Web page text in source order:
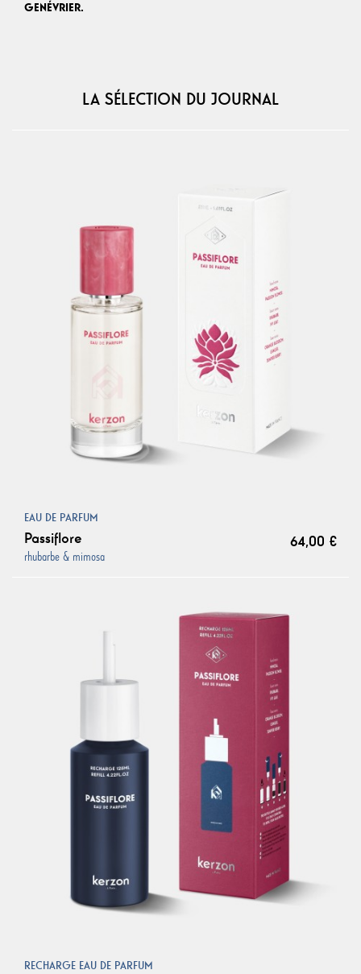
GENÉVRIER.
LA SÉLECTION DU JOURNAL
EAU DE PARFUM
Passiflore
rhubarbe & mimosa
64,00 €
RECHARGE EAU DE PARFUM